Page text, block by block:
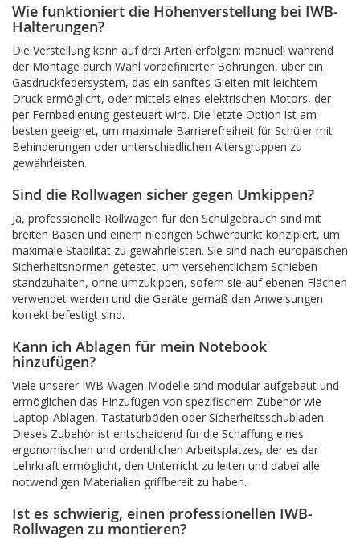
Wie funktioniert die Höhenverstellung bei IWB-
Halterungen?
Die Verstellung kann auf drei Arten erfolgen: manuell während
der Montage durch Wahl vordefinierter Bohrungen, über ein
Gasdruckfedersystem, das ein sanftes Gleiten mit leichtem
Druck ermöglicht, oder mittels eines elektrischen Motors, der
per Fernbedienung gesteuert wird. Die letzte Option ist am
besten geeignet, um maximale Barrierefreiheit für Schüler mit
Behinderungen oder unterschiedlichen Altersgruppen zu
gewährleisten.
Sind die Rollwagen sicher gegen Umkippen?
Ja, professionelle Rollwagen für den Schulgebrauch sind mit
breiten Basen und einem niedrigen Schwerpunkt konzipiert, um
maximale Stabilität zu gewährleisten. Sie sind nach europäischen
Sicherheitsnormen getestet, um versehentlichem Schieben
standzuhalten, ohne umzukippen, sofern sie auf ebenen Flächen
verwendet werden und die Geräte gemäß den Anweisungen
korrekt befestigt sind.
Kann ich Ablagen für mein Notebook
hinzufügen?
Viele unserer IWB-Wagen-Modelle sind modular aufgebaut und
ermöglichen das Hinzufügen von spezifischem Zubehör wie
Laptop-Ablagen, Tastaturböden oder Sicherheitsschubladen.
Dieses Zubehör ist entscheidend für die Schaffung eines
ergonomischen und ordentlichen Arbeitsplatzes, der es der
Lehrkraft ermöglicht, den Unterricht zu leiten und dabei alle
notwendigen Materialien griffbereit zu haben.
Ist es schwierig, einen professionellen IWB-
Rollwagen zu montieren?